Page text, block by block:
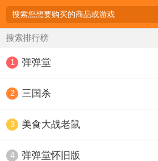
搜索排行榜
1 弹弹堂
2 三国杀
3 美食大战老鼠
4 弹弹堂怀旧版